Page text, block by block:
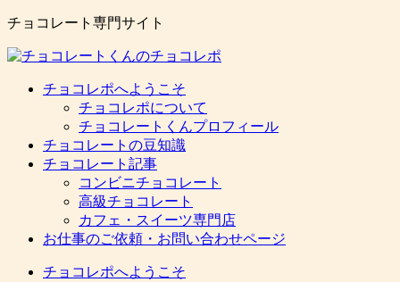
チョコレート専門サイト
チョコレポへようこそ
チョコレポについて
チョコレートくんプロフィール
チョコレートの豆知識
チョコレート記事
コンビニチョコレート
高級チョコレート
カフェ・スイーツ専門店
お仕事のご依頼・お問い合わせページ
チョコレポへようこそ